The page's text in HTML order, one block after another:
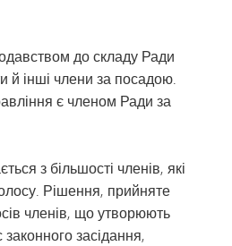
до складу Ради
й інші члени за посадою.
є членом Ради за
з більшості членів, які
Рішення, прийняте
членів, що утворюють
засідання,